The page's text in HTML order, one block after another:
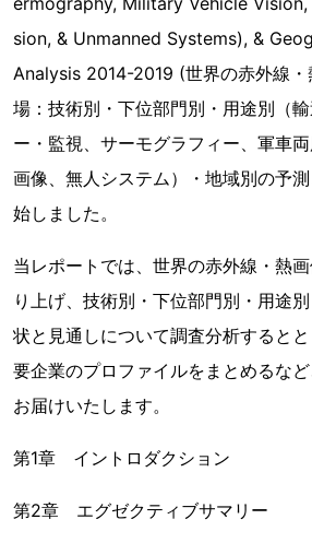
sion, & Unmanned Systems), &
Analysis 2014-2019 (世界の赤外線・
場：技術別・下位部門別・用途別（
ー・監視、サーモグラフィー、軍車
画像、無人システム）・地域別の予
始しました。
当レポートでは、世界の赤外線・熱
り上げ、技術別・下位部門別・用途
状と見通しについて調査分析すると
要企業のプロファイルをまとめるな
お届けいたします。
第1章 イントロダクション
第2章 エグゼクティブサマリー